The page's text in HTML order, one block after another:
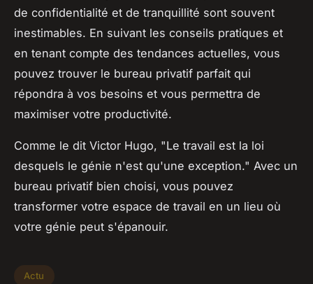
de confidentialité et de tranquillité sont souvent
inestimables. En suivant les conseils pratiques et
en tenant compte des tendances actuelles, vous
pouvez trouver le bureau privatif parfait qui
répondra à vos besoins et vous permettra de
maximiser votre productivité.
Comme le dit Victor Hugo, "Le travail est la loi
desquels le génie n'est qu'une exception." Avec un
bureau privatif bien choisi, vous pouvez
transformer votre espace de travail en un lieu où
votre génie peut s'épanouir.
Actu